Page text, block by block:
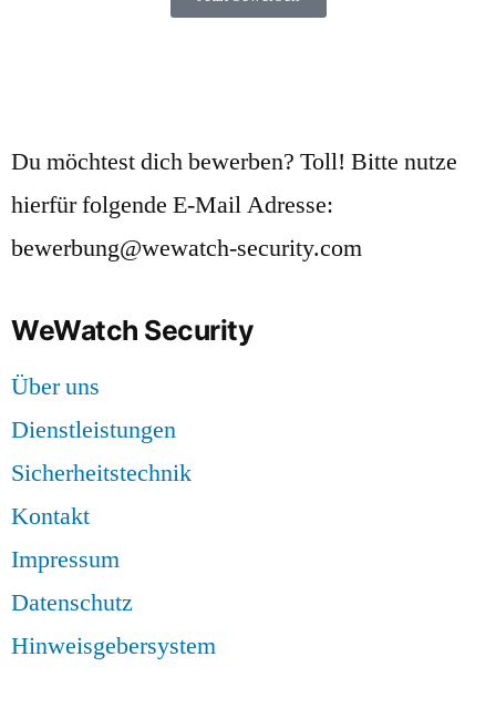
Du möchtest dich bewerben? Toll! Bitte nutze
hierfür folgende E-Mail Adresse:
bewerbung@wewatch-security.com
WeWatch Security
Über uns
Dienstleistungen
Sicherheitstechnik
Kontakt
Impressum
Datenschutz
Hinweisgebersystem